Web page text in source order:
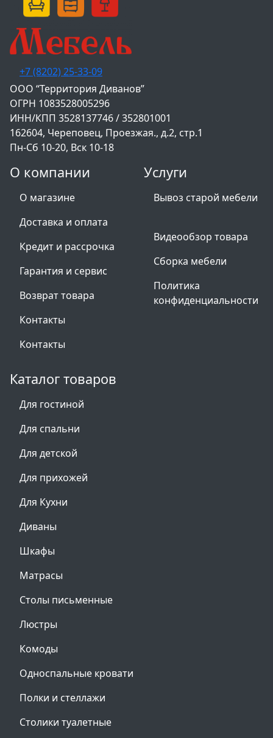
О компании
О магазине
Доставка и оплата
Кредит и рассрочка
Гарантия и сервис
Возврат товара
Контакты
Контакты
Услуги
Вывоз старой мебели
Видеообзор товара
Сборка мебели
Политика
конфиденциальности
Каталог товаров
Для гостиной
Для спальни
Для детской
Для прихожей
Для Кухни
Диваны
Шкафы
Матрасы
Столы письменные
Люстры
Комоды
Односпальные кровати
Полки и стеллажи
Столики туалетные
+7 (8202) 25-33-09
‌ООО “Территория Диванов”
ОГРН 1083528005296
ИНН/КПП 3528137746 / 352801001
162604, Череповец, Проезжая., д.2, стр.1
Пн-Сб 10-20, Вск 10-18